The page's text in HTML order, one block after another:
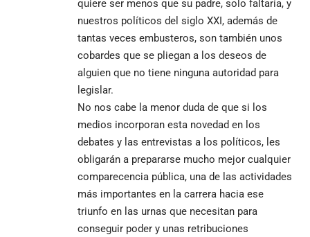
quiere ser menos que su padre, solo faltaría, y
nuestros políticos del siglo XXI, además de
tantas veces embusteros, son también unos
cobardes que se pliegan a los deseos de
alguien que no tiene ninguna autoridad para
legislar.
No nos cabe la menor duda de que si los
medios incorporan esta novedad en los
debates y las entrevistas a los políticos, les
obligarán a prepararse mucho mejor cualquier
comparecencia pública, una de las actividades
más importantes en la carrera hacia ese
triunfo en las urnas que necesitan para
conseguir poder y unas retribuciones